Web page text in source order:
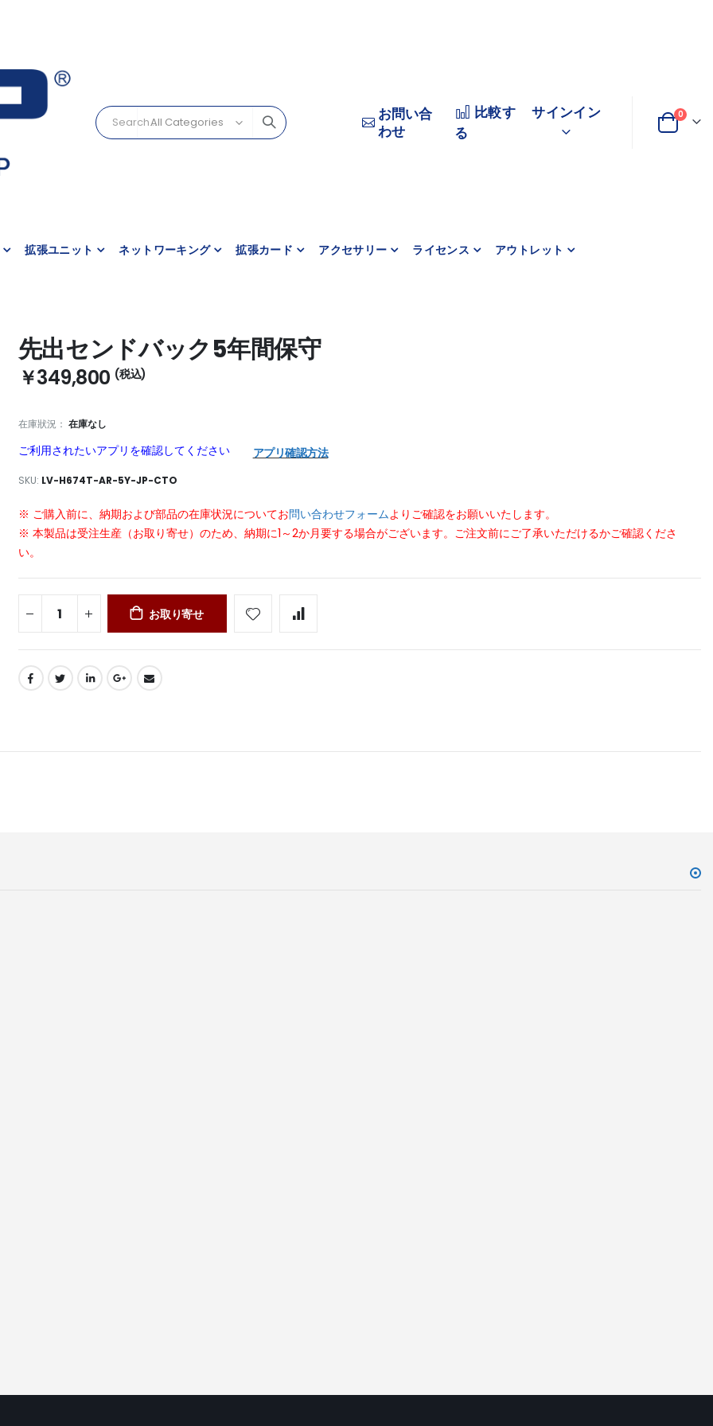
お問い合
わせ
比較す
る
サインイン
変
カート
0
拡張ユニット ネットワーキング 拡張カード アクセサリー ライセンス アウトレット
先出センドバック5年間保守
￥349,800
在庫狀況： 在庫なし
ご利用されたいアプリを確認してください アプリ確認方法
SKU LV-H674T-AR-5Y-JP-CTO
※ ご購入前に、納期および部品の在庫状況についてお問い合わせフォームよりご確認をお願いいたします。
※ 本製品は受注生産（お取り寄せ）のため、納期に1～2か月要する場合がございます。ご注文前にご了承いただけるかご確認くださ
い。
お取り寄せ